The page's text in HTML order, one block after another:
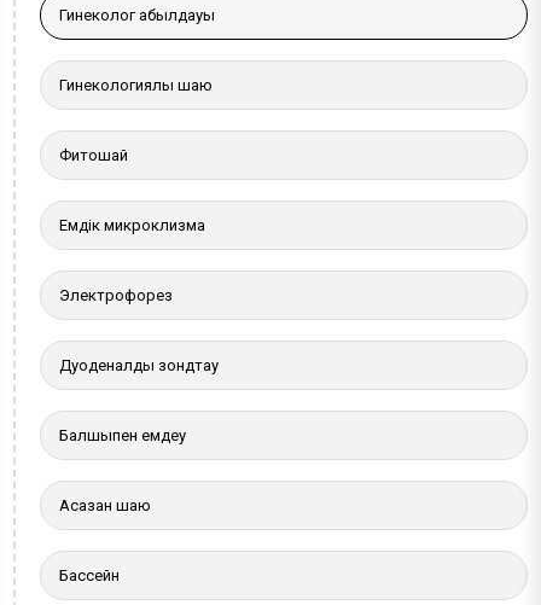
Гинеколог қабылдауы
Гинекологиялық шаю
Фитошай
Емдік микроклизма
Электрофорез
Дуоденалды зондтау
Балшықпен емдеу
Асқазан шаю
Бассейн